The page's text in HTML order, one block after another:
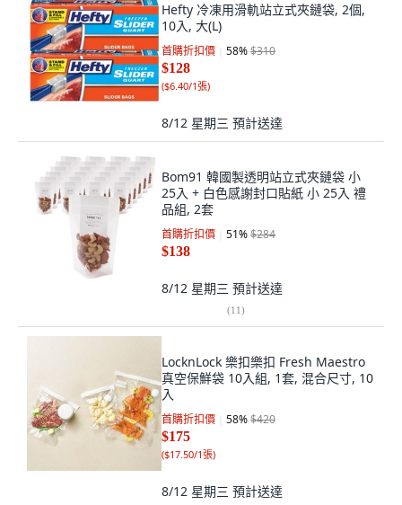
Hefty 冷凍用滑軌站立式夾鏈袋, 2個,
10入, 大(L)
首購折扣價 58%$310
$128
($6.40/1張)
8/12 星期三 預計送達
Bom91 韓國製透明站立式夾鏈袋 小
25入 + 白色感謝封口貼紙 小 25入 禮
品組, 2套
首購折扣價 51%$284
$138
8/12 星期三 預計送達
(11)
LocknLock 樂扣樂扣 Fresh Maestro
真空保鮮袋 10入組, 1套, 混合尺寸, 10
入
首購折扣價 58%$420
$175
($17.50/1張)
8/12 星期三 預計送達